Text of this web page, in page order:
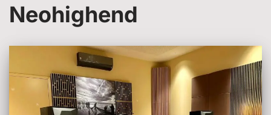
Neohighend